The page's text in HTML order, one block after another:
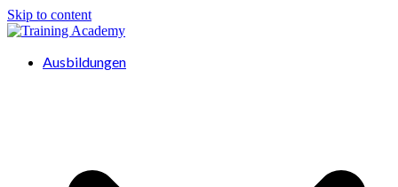
Skip to content
Ausbildungen